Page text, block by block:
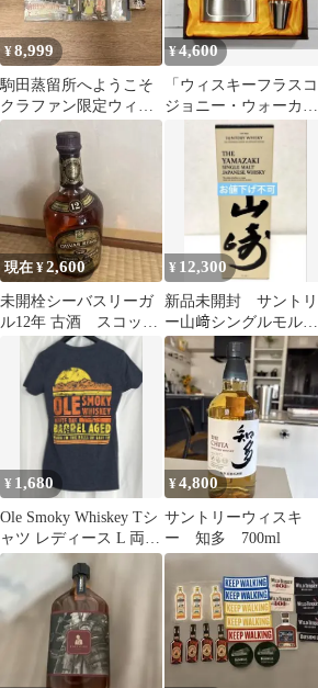
¥8,999
駒田蒸留所へようこそ
クラファン限定ウィス
キーセット
¥4,600
「ウィスキーフラスコ
ジョニー・ウォーカー
7オンス セット シルバ
現在 ¥2,600
未開栓シーバスリーガ
ル12年 古酒 スコッ
チ ウィスキー
¥ 12,300
新品未開封 サントリ
ー山﨑シングルモルト
ウィスキー700ml
¥ 1,680
Ole Smoky Whiskey Tシ
ャツ レディース L 両面
プリント
¥4,800
サントリーウィスキ
ー 知多 700ml